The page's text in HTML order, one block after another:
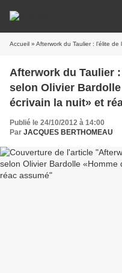
Accueil » Afterwork du Taulier : l’élite de l’apparence
Afterwork du Taulier :
selon Olivier
écrivain la nuit» et
Publié le 24/10/2012 à 14:00
Par JACQUES BERTHOMEAU